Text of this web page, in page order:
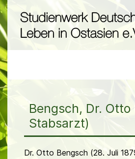
Bengsch, Dr.
Stabsarzt)
Dr. Otto Bengsch (28. Juli